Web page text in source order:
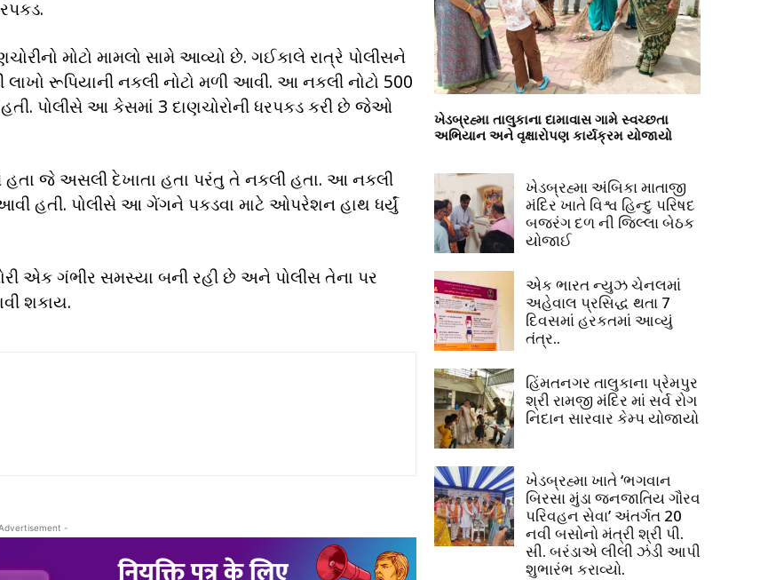
મોટો મામલો સામે આવ્યો છે. ગઈકાલે રાત્રે પોલીસને
રૂપિયાની નકલી નોટો મળી આવી. આ નકલી નોટો 500
પોલીસે આ કેસમાં 3 દાણચોરોની ધરપકડ કરી છે જેઓ
હતા જે અસલી દેખાતા હતા પરંતુ તે નકલી હતા. આ નકલી
આવી હતી. પોલીસે આ ગેંગને પકડવા માટે ઓપરેશન હાથ ધર્યું
એક ગંભીર સમસ્યા બની રહી છે અને પોલીસ તેના પર
શકાય.
-
ખેડબ્રહ્મા તાલુકાના દામાવાસ ગામે સ્વચ્છતા
અભિયાન અને વૃક્ષારોપણ કાર્યક્રમ યોજાયો
ખેડબ્રહ્મા અંબિકા માતાજી
મંદિર ખાતે વિશ્વ હિન્દુ પરિષદ
બજરંગ દળ ની જિલ્લા બેઠક
યોજાઈ
એક ભારત ન્યુઝ ચેનલમાં
અહેવાલ પ્રસિદ્ધ થતા 7
દિવસમાં હરકતમાં આવ્યું
તંત્ર..
હિંમતનગર તાલુકાના પ્રેમપુર
શ્રી રામજી મંદિર માં સર્વ રોગ
નિદાન સારવાર કેમ્પ યોજાયો
ખેડબ્રહ્મા ખાતે ‘ભગવાન
બિરસા મુંડા જનજાતિય ગૌરવ
પરિવહન સેવા’ અંતર્ગત 20
નવી બસોનો મંત્રી શ્રી પી.
સી. બરંડાએ લીલી ઝંડી આપી
શુભારંભ કરાવ્યો.